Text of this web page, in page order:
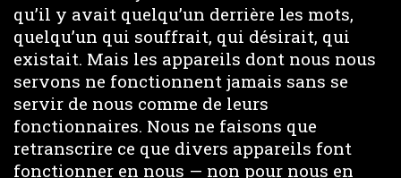
qu’il y avait quelqu’un derrière les mots,
quelqu’un qui souffrait, qui désirait, qui
existait. Mais les appareils dont nous nous
servons ne fonctionnent jamais sans se
servir de nous comme de leurs
fonctionnaires. Nous ne faisons que
retranscrire ce que divers appareils font
fonctionner en nous — non pour nous en